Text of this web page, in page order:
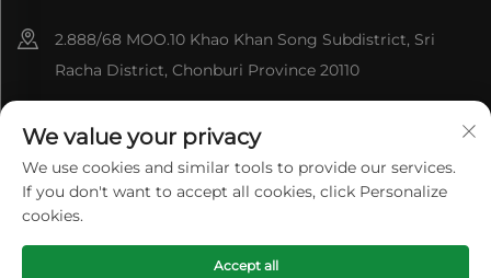
2.888/68 MOO.10 Khao Khan Song Subdistrict, Sri
Racha District, Chonburi Province 20110
[email protected]
Derechos de Autor © Panan Feihu Plastic Co., Ltd. Todos los
Derechos Reservados Política de privacidad
We value your privacy
We use cookies and similar tools to provide our services.
If you don't want to accept all cookies, click Personalize
cookies.
Accept all